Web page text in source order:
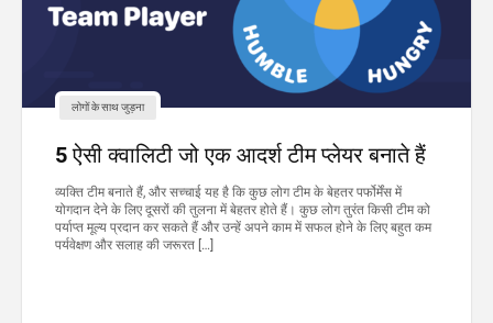
लोगों के साथ जुड़ना
5 ऐसी क्वालिटी जो एक आदर्श टीम प्लेयर बनाते हैं
व्यक्ति टीम बनाते हैं, और सच्चाई यह है कि कुछ लोग टीम के बेहतर पर्फोर्मेंस में
योगदान देने के लिए दूसरों की तुलना में बेहतर होते हैं। कुछ लोग तुरंत किसी टीम को
पर्याप्त मूल्य प्रदान कर सकते हैं और उन्हें अपने काम में सफल होने के लिए बहुत कम
पर्यवेक्षण और सलाह की जरूरत […]